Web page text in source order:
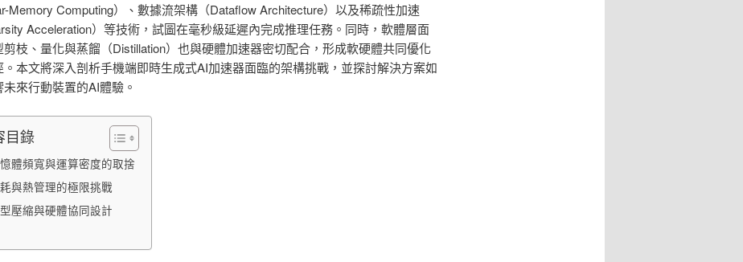
Memory Computing）、數據流架構（Dataflow Architecture）以及稀疏性加速
Acceleration）等技術，試圖在毫秒級延遲內完成推理任務。同時，軟體層面
剪枝、量化與蒸餾（Distillation）也與硬體加速器密切配合，形成軟硬體共同優化
。本文將深入剖析手機端即時生成式AI加速器面臨的架構挑戰，並探討解決方案如
來行動裝置的AI體驗。
目錄
體頻寬與運算密度的取捨
與熱管理的極限挑戰
壓縮與硬體協同設計